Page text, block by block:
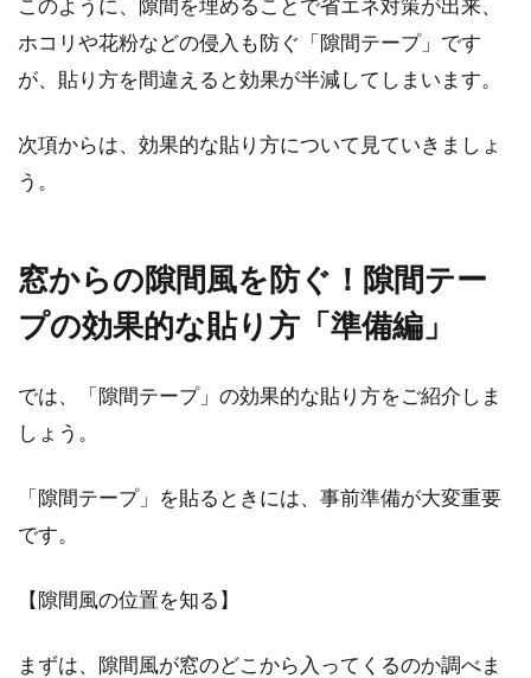
マンションやアパートの1LDK物件はリビングが
広く、単身者のみならず夫婦やファミリー世帯
に人気が...
家族3人で暮らすには、どのくらいの間取りが
理想なのかご存知ですか。例えば、現在夫婦で
2L...
部屋...
このように、隙間を埋めることで省エネ対策が出来、
ホコリや花粉などの侵入も防ぐ「隙間テープ」です
が、貼り方を間違えると効果が半減してしまいます。
次項からは、効果的な貼り方について見ていきましょ
う。
窓からの隙間風を防ぐ！隙間テー
プの効果的な貼り方「準備編」
では、「隙間テープ」の効果的な貼り方をご紹介しま
しょう。
「隙間テープ」を貼るときには、事前準備が大変重要
です。
【隙間風の位置を知る】
まずは、隙間風が窓のどこから入ってくるのか調べま